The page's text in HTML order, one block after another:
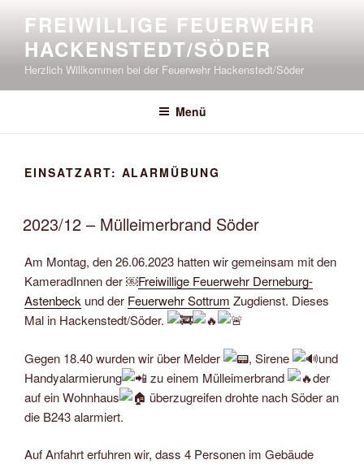
springen
FREIWILLIGE FEUERWEHR
HACKENSTEDT/SÖDER
Herzlich Willkommen bei der Feuerwehr Hackenstedt/Söder
Menü
EINSATZART: ALARMÜBUNG
2023/12 – Mülleimerbrand Söder
Am Montag, den 26.06.2023 hatten wir gemeinsam mit den
KameradInnen der ￼Freiwillige Feuerwehr Derneburg-
Astenbeck und der Feuerwehr Sottrum Zugdienst. Dieses
Mal in Hackenstedt/Söder.
Gegen 18.40 wurden wir über Melder , Sirene
und
Handyalarmierung
zu einem Mülleimerbrand
der
auf ein Wohnhaus
überzugreifen drohte nach Söder an
die B243 alarmiert.
Auf Anfahrt erfuhren wir, dass 4 Personen im Gebäude